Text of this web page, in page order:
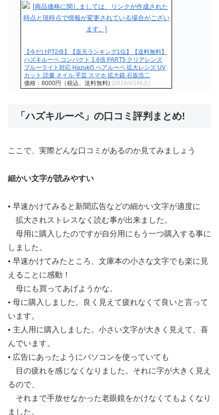
【今だけPT2倍】【楽天ランキング1位】【送料無料】
ハズキルーペ コンパクト 1.6倍 PART5 クリアレンズ
ブルーライト対応 Hazuki5 ペアルーペ 拡大レンズ UV
カット 読書 ネイル 手芸 スマホ 拡大鏡 石坂浩二
価格：8000円（税込、送料無料) (2018/4/1時点)
「ハズキルーペ」の口コミ評判まとめ!
ここで、実際どんな口コミがあるのか見てみましょう
細かい文字が読みやすい
• 早速かけてみると新聞広告などの細かい文字が適度に
拡大されストレスなく読む事が出来ました。
母用に購入したのですが自分用にもう一つ購入する事に
しました。
• 早速かけてみたところ、文庫本の小さな文字でも楽に見
えることに感動！
母にも買ってあげようかな。
• 母に購入しました。良く見えて疲れなくて良いと言って
います。
• 主人用に購入しました。小さい文字が大きく見えて、喜
んでいます。
• 広告にあったようにパソコンを使っていても
目の疲れを感じなくなりました。それに字が大きく見え
るので、
それまで手放せなかった老眼鏡をかけなくてもよくなり
ました。